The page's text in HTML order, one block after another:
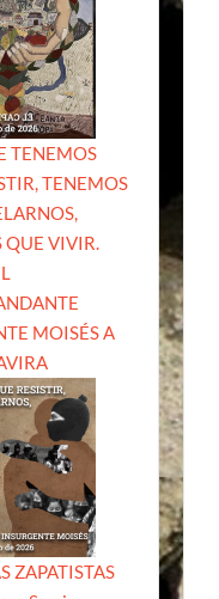
TENEMOS
TENEMOS
QUE VIVIR.
MOISÉS A
ZAPATISTAS